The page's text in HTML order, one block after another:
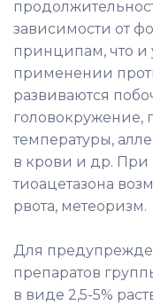
зависимости от
принципам, что и
применении
развиваются
головокружение,
температуры,
в крови и др.
тиоацетазона
рвота, метеоризм.
Для
препаратов
в виде 2,5-5%